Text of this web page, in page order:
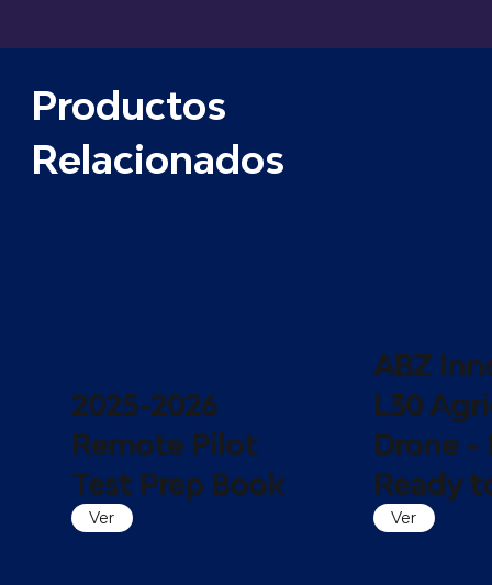
Productos
Relacionados
2025-2026
Remote Pilot
Test Prep Book
Ver
ABZ
L30
Drone -
Ready
Ver